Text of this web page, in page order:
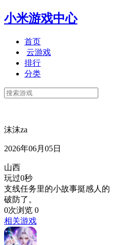
小米游戏中心
首页
云游戏
排行
分类
沫沫za
2026年06月05日
山西
玩过0秒
支线任务里的小故事挺感人
破防了。
0次浏览 0
相关游戏